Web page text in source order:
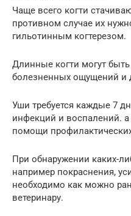
Чаще всего когти
противном случае их
гильотинным когтерезом.
Длинные когти могут
болезненных ощущений и
Уши требуется каждые 7
инфекций и воспалений. а
помощи
При обнаружении каких-
например покраснения,
необходимо как можно
ветеринару.